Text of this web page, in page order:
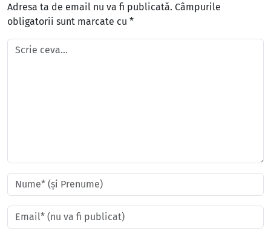
Adresa ta de email nu va fi publicată. Câmpurile
obligatorii sunt marcate cu *